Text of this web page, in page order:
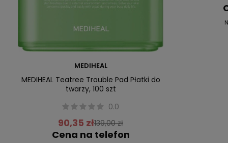
MEDIHEAL
MEDIHEAL Teatree Trouble Pad Płatki do
twarzy, 100 szt
0.0
90,35 zł139,00 zł
Cena na telefon